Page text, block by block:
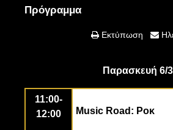
Πρόγραμμα
Εκτύπωση
Παρασκευή 6/3
11:00-
12:00
Music Road: Ροκ